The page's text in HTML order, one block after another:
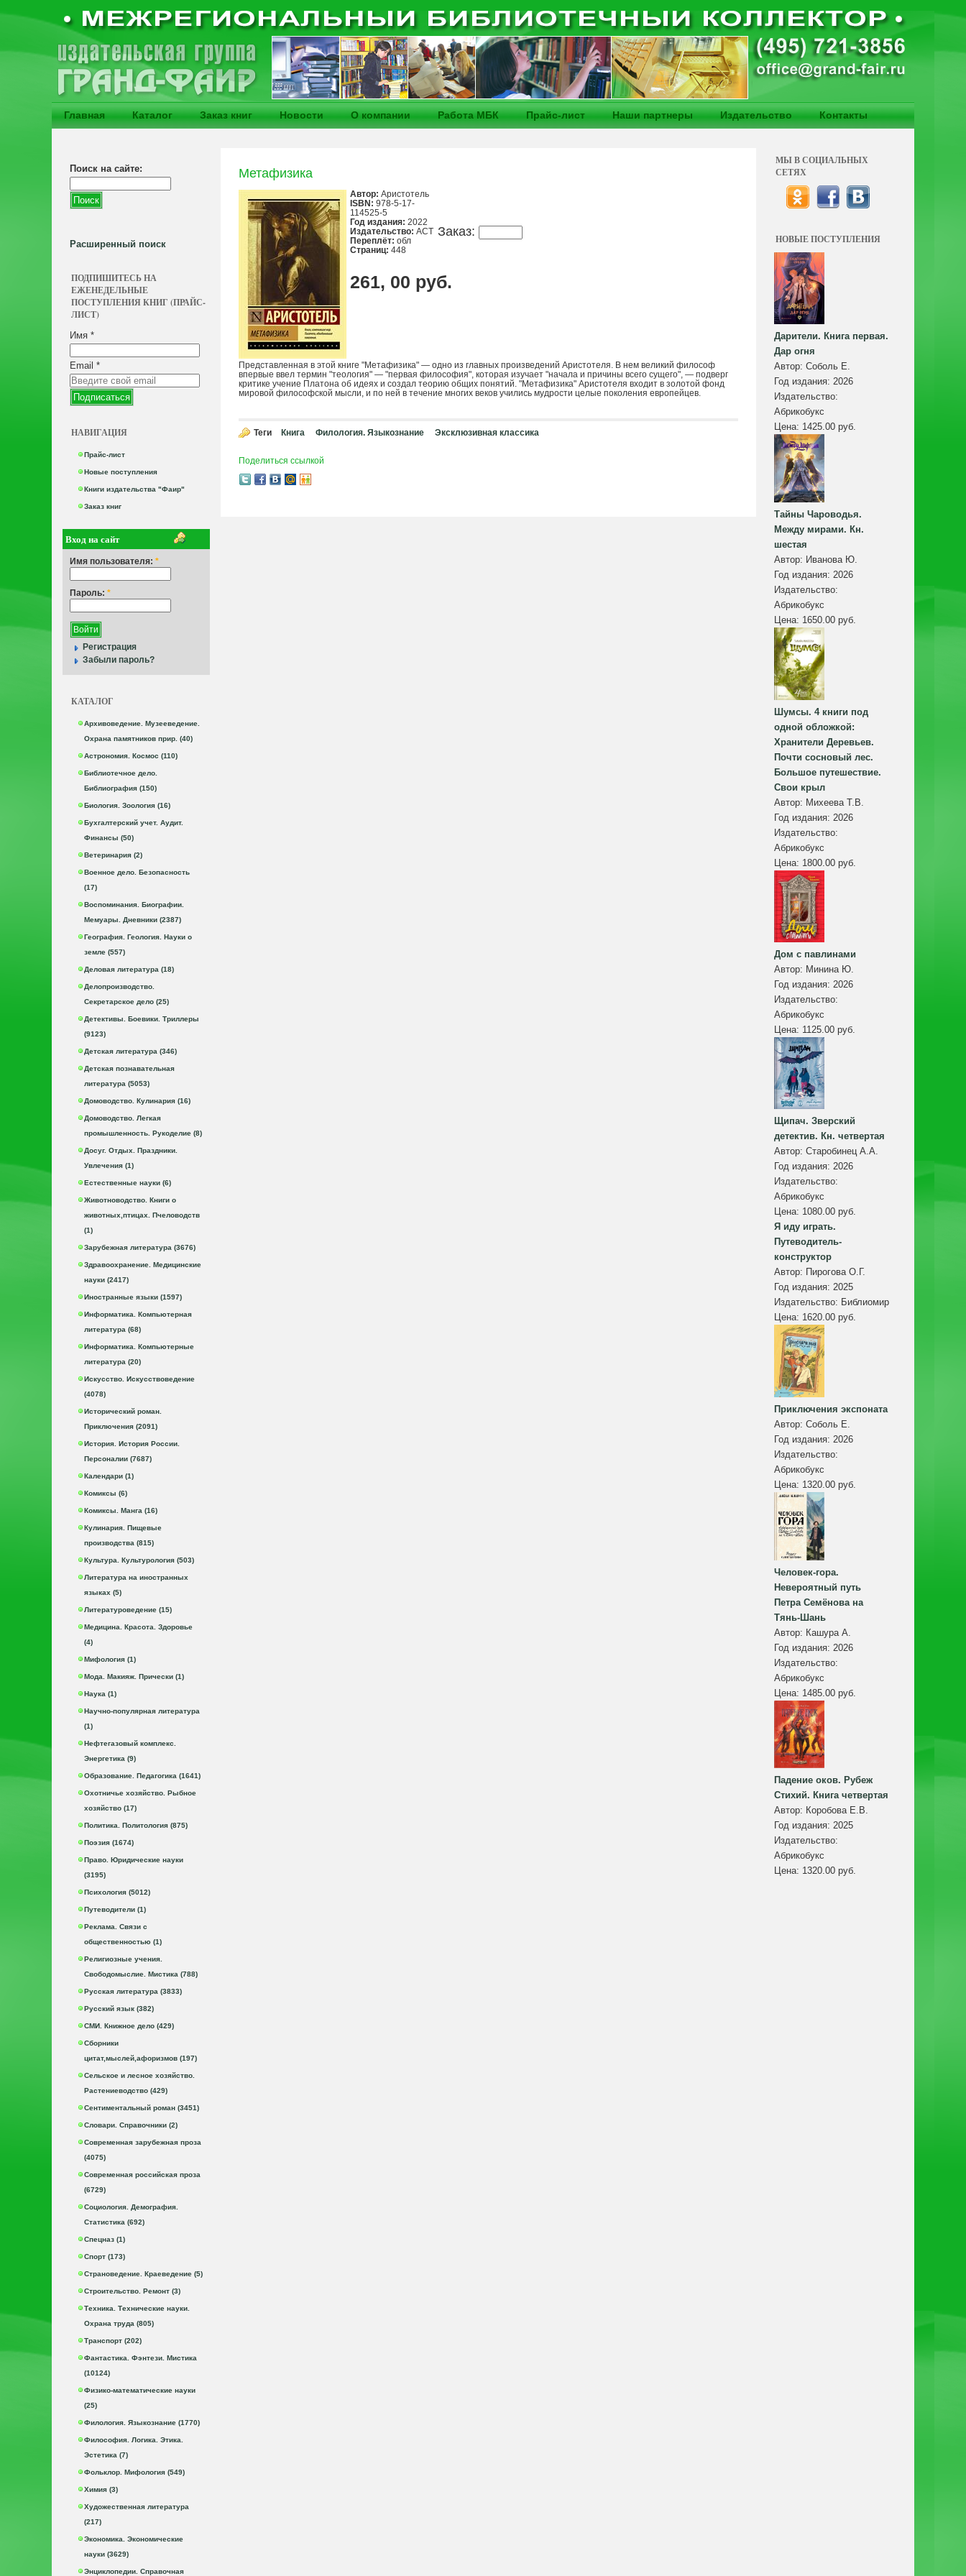
Главная Каталог Заказ книг Новости О компании Работа МБК Прайс-лист Наши партнеры Издательство Контакты
Поиск на сайте:
Расширенный поиск
ПОДПИШИТЕСЬ НА
ЕЖЕНЕДЕЛЬНЫЕ
ПОСТУПЛЕНИЯ КНИГ (ПРАЙС-
ЛИСТ)
Имя *
Email *
НАВИГАЦИЯ
Прайс-лист
Новые поступления
Книги издательства "Фаир"
Заказ книг
Вход на сайт
Имя пользователя: *
Пароль: *
Регистрация
Забыли пароль?
КАТАЛОГ
Архивоведение. Музееведение.
Охрана памятников прир. (40)
Астрономия. Космос (110)
Библиотечное дело.
Библиография (150)
Биология. Зоология (16)
Бухгалтерский учет. Аудит.
Финансы (50)
Ветеринария (2)
Военное дело. Безопасность
(17)
Воспоминания. Биографии.
Мемуары. Дневники (2387)
География. Геология. Науки о
земле (557)
Деловая литература (18)
Делопроизводство.
Секретарское дело (25)
Детективы. Боевики. Триллеры
(9123)
Детская литература (346)
Детская познавательная
литература (5053)
Домоводство. Кулинария (16)
Домоводство. Легкая
промышленность. Рукоделие (8)
Досуг. Отдых. Праздники.
Увлечения (1)
Естественные науки (6)
Животноводство. Книги о
животных,птицах. Пчеловодств
(1)
Зарубежная литература (3676)
Здравоохранение. Медицинские
науки (2417)
Иностранные языки (1597)
Информатика. Компьютерная
литература (68)
Информатика. Компьютерные
литература (20)
Искусство. Искусствоведение
(4078)
Исторический роман.
Приключения (2091)
История. История России.
Персоналии (7687)
Календари (1)
Комиксы (6)
Комиксы. Манга (16)
Кулинария. Пищевые
производства (815)
Культура. Культурология (503)
Литература на иностранных
языках (5)
Литературоведение (15)
Медицина. Красота. Здоровье
(4)
Мифология (1)
Мода. Макияж. Прически (1)
Наука (1)
Научно-популярная литература
(1)
Нефтегазовый комплекс.
Энергетика (9)
Образование. Педагогика (1641)
Охотничье хозяйство. Рыбное
хозяйство (17)
Политика. Политология (875)
Поэзия (1674)
Право. Юридические науки
(3195)
Психология (5012)
Путеводители (1)
Реклама. Связи с
общественностью (1)
Религиозные учения.
Свободомыслие. Мистика (788)
Русская литература (3833)
Русский язык (382)
СМИ. Книжное дело (429)
Сборники
цитат,мыслей,афоризмов (197)
Сельское и лесное хозяйство.
Растениеводство (429)
Сентиментальный роман (3451)
Словари. Справочники (2)
Современная зарубежная проза
(4075)
Современная российская проза
(6729)
Социология. Демография.
Статистика (692)
Спецназ (1)
Спорт (173)
Страноведение. Краеведение (5)
Строительство. Ремонт (3)
Техника. Технические науки.
Охрана труда (805)
Транспорт (202)
Фантастика. Фэнтези. Мистика
(10124)
Физико-математические науки
(25)
Филология. Языкознание (1770)
Философия. Логика. Этика.
Эстетика (7)
Фольклор. Мифология (549)
Химия (3)
Художественная литература
(217)
Экономика. Экономические
науки (3629)
Энциклопедии. Справочная
Метафизика
Заказ:
Автор: Аристотель
ISBN: 978-5-17-
114525-5
Год издания: 2022
Издательство: АСТ
Переплёт: обл
Страниц: 448
261, 00 руб.
Представленная в этой книге "Метафизика" — одно из главных произведений Аристотеля. В нем великий философ
впервые ввел термин "теология" — "первая философия", которая изучает "начала и причины всего сущего", — подверг
критике учение Платона об идеях и создал теорию общих понятий. "Метафизика" Аристотеля входит в золотой фонд
мировой философской мысли, и по ней в течение многих веков учились мудрости целые поколения европейцев.
Теги Книга Филология. Языкознание Эксклюзивная классика
Поделиться ссылкой
МЫ В СОЦИАЛЬНЫХ
СЕТЯХ
НОВЫЕ ПОСТУПЛЕНИЯ
Дарители. Книга первая.
Дар огня
Автор: Соболь Е.
Год издания: 2026
Издательство:
Абрикобукс
Цена: 1425.00 руб.
Тайны Чароводья.
Между мирами. Кн.
шестая
Автор: Иванова Ю.
Год издания: 2026
Издательство:
Абрикобукс
Цена: 1650.00 руб.
Шумсы. 4 книги под
одной обложкой:
Хранители Деревьев.
Почти сосновый лес.
Большое путешествие.
Свои крыл
Автор: Михеева Т.В.
Год издания: 2026
Издательство:
Абрикобукс
Цена: 1800.00 руб.
Дом с павлинами
Автор: Минина Ю.
Год издания: 2026
Издательство:
Абрикобукс
Цена: 1125.00 руб.
Щипач. Зверский
детектив. Кн. четвертая
Автор: Старобинец А.А.
Год издания: 2026
Издательство:
Абрикобукс
Цена: 1080.00 руб.
Я иду играть.
Путеводитель-
конструктор
Автор: Пирогова О.Г.
Год издания: 2025
Издательство: Библиомир
Цена: 1620.00 руб.
Приключения экспоната
Автор: Соболь Е.
Год издания: 2026
Издательство:
Абрикобукс
Цена: 1320.00 руб.
Человек-гора.
Невероятный путь
Петра Семёнова на
Тянь-Шань
Автор: Кашура А.
Год издания: 2026
Издательство:
Абрикобукс
Цена: 1485.00 руб.
Падение оков. Рубеж
Стихий. Книга четвертая
Автор: Коробова Е.В.
Год издания: 2025
Издательство:
Абрикобукс
Цена: 1320.00 руб.